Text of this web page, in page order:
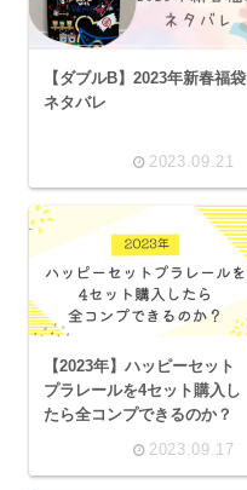
【ダブルB】2023年新春福袋
ネタバレ
2023.09.21
【2023年】ハッピーセット
プラレールを4セット購入し
たら全コンプできるのか？
2023.09.17